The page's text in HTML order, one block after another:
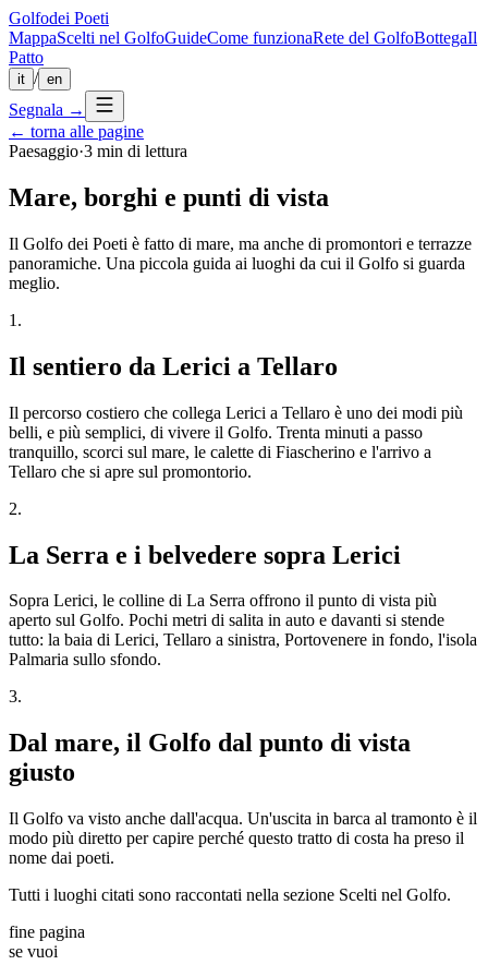
Golfodei Poeti
MappaScelti nel GolfoGuideCome funzionaRete del GolfoBottegaIl
Patto
it / en
Segnala →
← torna alle pagine
Paesaggio·3 min di lettura
Mare, borghi e punti di vista
Il Golfo dei Poeti è fatto di mare, ma anche di promontori e terrazze
panoramiche. Una piccola guida ai luoghi da cui il Golfo si guarda
meglio.
1 .
Il sentiero da Lerici a Tellaro
Il percorso costiero che collega Lerici a Tellaro è uno dei modi più
belli, e più semplici, di vivere il Golfo. Trenta minuti a passo
tranquillo, scorci sul mare, le calette di Fiascherino e l'arrivo a
Tellaro che si apre sul promontorio.
2.
La Serra e i belvedere sopra Lerici
Sopra Lerici, le colline di La Serra offrono il punto di vista più
aperto sul Golfo. Pochi metri di salita in auto e davanti si stende
tutto: la baia di Lerici, Tellaro a sinistra, Portovenere in fondo, l'isola
Palmaria sullo sfondo.
3.
Dal mare, il Golfo dal punto di vista
giusto
Il Golfo va visto anche dall'acqua. Un'uscita in barca al tramonto è il
modo più diretto per capire perché questo tratto di costa ha preso il
nome dai poeti.
Tutti i luoghi citati sono raccontati nella sezione Scelti nel Golfo.
fine pagina
se vuoi